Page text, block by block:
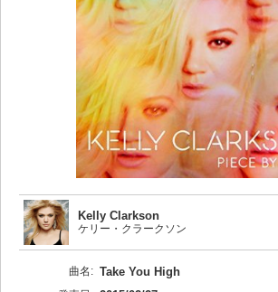
Kelly Clarkson
ケリー・クラークソン
曲名: Take You High